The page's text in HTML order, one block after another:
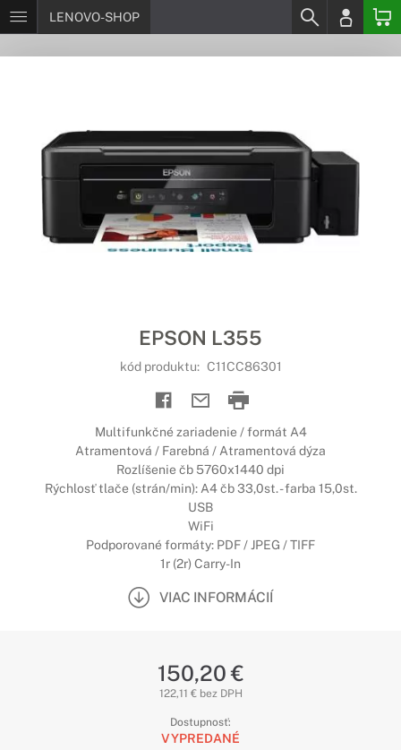
LENOVO-SHOP
EPSON L355
kód produktu: C11CC86301
Multifunkčné zariadenie / formát A4
Atramentová / Farebná / Atramentová dýza
Rozlíšenie čb 5760x1440 dpi
Rýchlosť tlače (strán/min): A4 čb 33,0st. - farba 15,0st.
USB
WiFi
Podporované formáty: PDF / JPEG / TIFF
1r (2r) Carry-In
VIAC INFORMÁCIÍ
150,20 €
122,11 € bez DPH
Dostupnosť:
VYPREDANÉ